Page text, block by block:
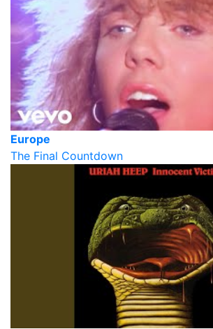
Europe
The Final Countdown